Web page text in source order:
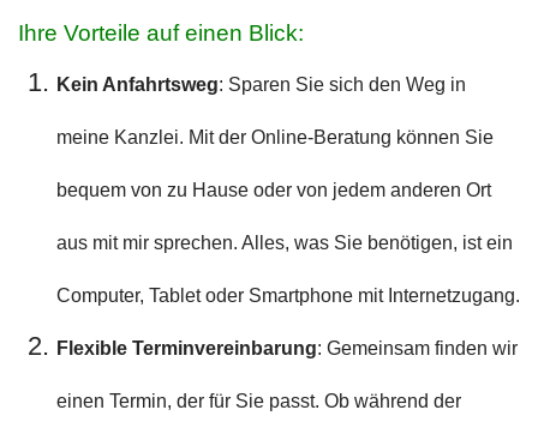
Ihre Vorteile auf einen Blick:
Kein Anfahrtsweg: Sparen Sie sich den Weg in
meine Kanzlei. Mit der Online-Beratung können Sie
bequem von zu Hause oder von jedem anderen Ort
aus mit mir sprechen. Alles, was Sie benötigen, ist ein
Computer, Tablet oder Smartphone mit Internetzugang.
Flexible Terminvereinbarung: Gemeinsam finden wir
einen Termin, der für Sie passt. Ob während der